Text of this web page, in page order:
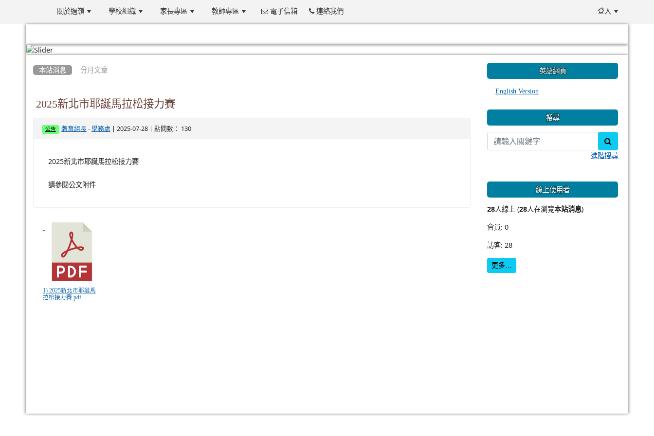
關於過嶺 學校組織 家長專區 教師專區 電子信箱 連絡我們 登入
本站消息 分月文章
2025新北市耶誕馬拉松接力賽
公告 體育組長- 學務處 | 2025-07-28 | 點閱數： 130
2025新北市耶誕馬拉松接力賽
請參閱公文附件
1) 2025新北市耶誕馬
拉松接力賽.pdf
英語網頁
English Version
搜尋
進階搜尋
線上使用者
28人線上 (28人在瀏覽本站消息)
會員: 0
訪客: 28
更多…